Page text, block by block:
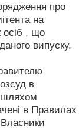
про
на
осіб , що
випуску.
в
шляхом
в Правилах